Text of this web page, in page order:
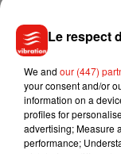
l'intervention
Le chemin du
bonne partie de
Instagram. "J'ai
avait alors
"Ma plus grande
Le respect
We and our (447)
your consent and/or
information on a
profiles for
advertising; Measure
performance;